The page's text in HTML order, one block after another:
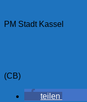
PM Stadt Kassel
(CB)
teilen